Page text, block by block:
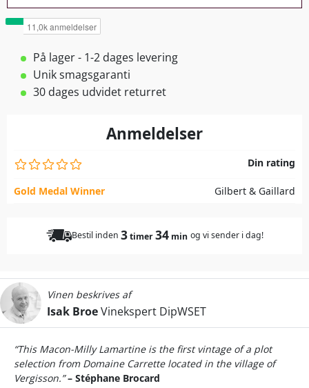
På lager - 1-2 dages levering
Unik smagsgaranti
30 dages udvidet returret
Anmeldelser
Din rating
Gold Medal Winner Gilbert & Gaillard
Bestil inden 3timer34 min og vi sender i dag!
Vinen beskrives af
Isak BroeVinekspert DipWSET
“This Macon-Milly Lamartine is the first vintage of a plot
selection from Domaine Carrette located in the village of
Vergisson.” – Stéphane Brocard